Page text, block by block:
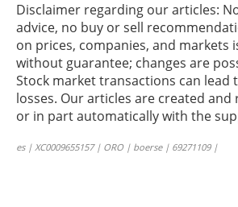
Disclaimer regarding our articles:
advice, no buy or sell
on prices, companies, and markets
without guarantee; changes are
Stock market transactions can lead
losses. Our articles are created and
or in part automatically with the
es | XC0009655157 | ORO | boerse | 69271109 |